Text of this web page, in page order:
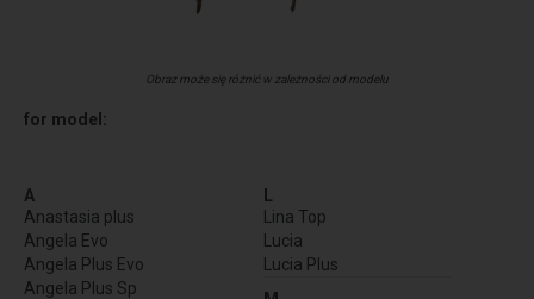
Obraz może się różnić w zależności od modelu
for model:
A
Anastasia plus
Angela Evo
Angela Plus Evo
Angela Plus Sp
L
Lina Top
Lucia
Lucia Plus